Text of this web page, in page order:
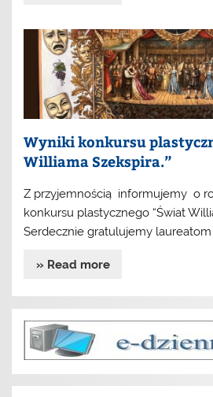
Wyniki konkursu
Williama Szekspira.”
Z przyjemnością informujemy o
konkursu plastycznego “Świat
Serdecznie gratulujemy
» Read more